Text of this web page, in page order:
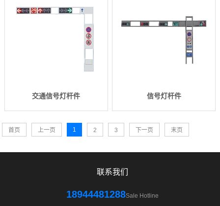
交通信号灯杆件 信号灯杆件
首页 上一页 1 2 3 下一页 末页
联系我们
18944481288Sale Hotline